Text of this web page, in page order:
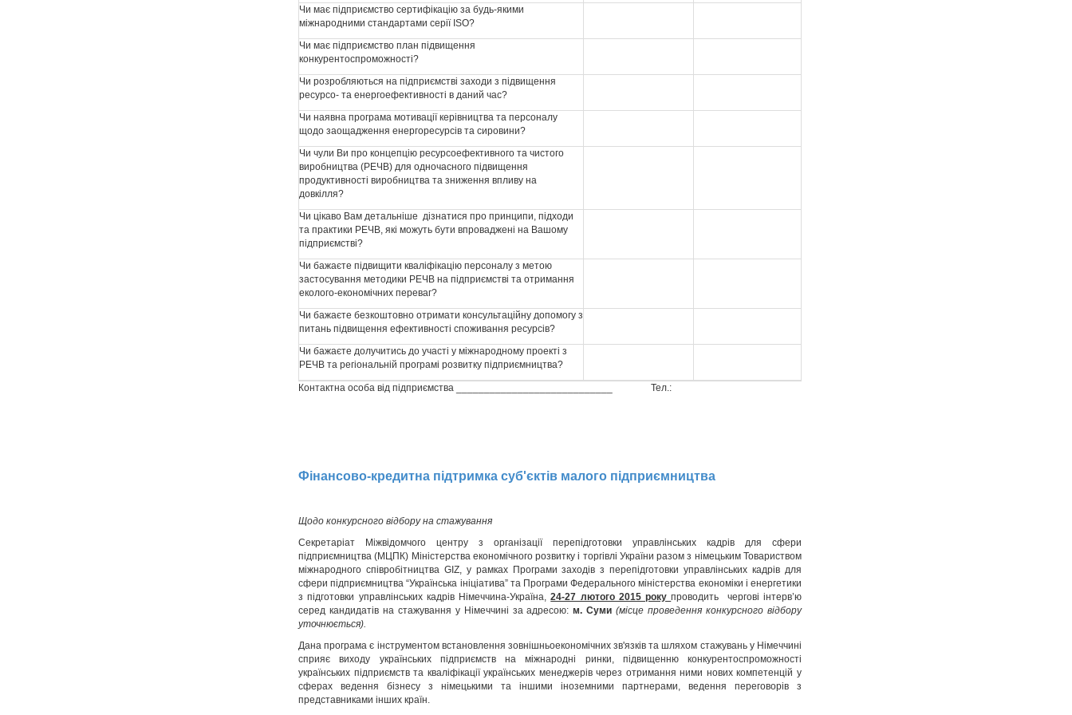
Чи має підприємство сертифікацію за будь-якими
міжнародними стандартами серії ISO?
Чи має підприємство план підвищення
конкурентоспроможності?
Чи розробляються на підприємстві заходи з підвищення
ресурсо- та енергоефективності в даний час?
Чи наявна програма мотивації керівництва та персоналу
щодо заощадження енергоресурсів та сировини?
Чи чули Ви про концепцію ресурсоефективного та чистого
виробництва (РЕЧВ) для одночасного підвищення
продуктивності виробництва та зниження впливу на
довкілля?
Чи цікаво Вам детальніше дізнатися про принципи, підходи
та практики РЕЧВ, які можуть бути впроваджені на Вашому
підприємстві?
Чи бажаєте підвищити кваліфікацію персоналу з метою
застосування методики РЕЧВ на підприємстві та отримання
еколого-економічних переваг?
Чи бажаєте безкоштовно отримати консультаційну допомогу з
питань підвищення ефективності споживання ресурсів?
Чи бажаєте долучитись до участі у міжнародному проекті з
РЕЧВ та регіональній програмі розвитку підприємництва?
Контактна особа від підприємства ____________________________ Тел.:
Фінансово-кредитна підтримка суб'єктів малого підприємництва
Щодо конкурсного відбору на стажування
Секретаріат Міжвідомчого центру з організації перепідготовки управлінських кадрів для сфери
підприємництва (МЦПК) Міністерства економічного розвитку і торгівлі України разом з німецьким Товариством
міжнародного співробітництва GIZ, у рамках Програми заходів з перепідготовки управлінських кадрів для
сфери підприємництва “Українська ініціатива” та Програми Федерального міністерства економіки і енергетики
з підготовки управлінських кадрів Німеччина-Україна,24-27 лютого 2015 рокупроводить чергові інтерв’ю
серед кандидатів на стажування у Німеччині за адресою:м. Суми (місце проведення конкурсного відбору
уточнюється).
Дана програма є інструментом встановлення зовнішньоекономічних зв'язків та шляхом стажувань у Німеччині
сприяє виходу українських підприємств на міжнародні ринки, підвищенню конкурентоспроможності
українських підприємств та кваліфікації українських менеджерів через отримання ними нових компетенцій у
сферах ведення бізнесу з німецькими та іншими іноземними партнерами, ведення переговорів з
представниками інших країн.